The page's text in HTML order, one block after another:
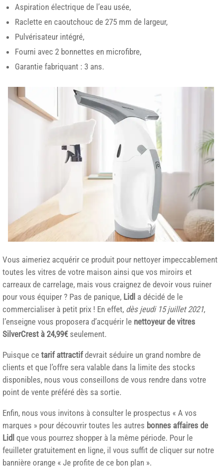
Aspiration électrique de l’eau usée,
Raclette en caoutchouc de 275 mm de largeur,
Pulvérisateur intégré,
Fourni avec 2 bonnettes en microfibre,
Garantie fabriquant : 3 ans.
Vous aimeriez acquérir ce produit pour nettoyer impeccablement
toutes les vitres de votre maison ainsi que vos miroirs et
carreaux de carrelage, mais vous craignez de devoir vous ruiner
pour vous équiper ? Pas de panique, Lidl a décidé de le
commercialiser à petit prix ! En effet, dès jeudi 15 juillet 2021,
l’enseigne vous proposera d’acquérir le nettoyeur de vitres
SilverCrest à 24,99€ seulement.
Puisque ce tarif attractifdevrait séduire un grand nombre de
clients et que l’offre sera valable dans la limite des stocks
disponibles, nous vous conseillons de vous rendre dans votre
point de vente préféré dès sa sortie.
Enfin, nous vous invitons à consulter le prospectus « A vos
marques » pour découvrir toutes les autres bonnes affaires de
Lidl que vous pourrez shopper à la même période. Pour le
feuilleter gratuitement en ligne, il vous suffit de cliquer sur notre
bannière orange « Je profite de ce bon plan ».